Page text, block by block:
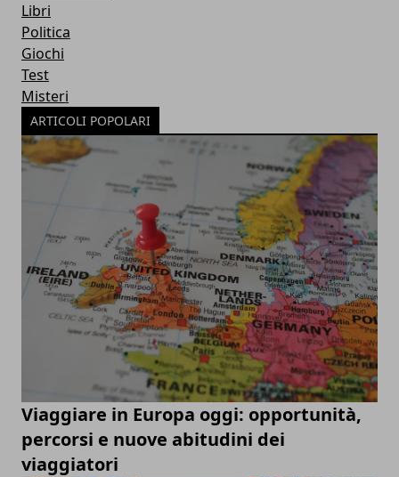
Libri
Politica
Giochi
Test
Misteri
ARTICOLI POPOLARI
Viaggiare in Europa oggi: opportunità,
percorsi e nuove abitudini dei
viaggiatori